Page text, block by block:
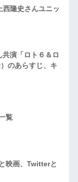
隆史さんユニッ
演「ロト６＆ロ
のあらすじ、キ
覧
映画、Twitterと